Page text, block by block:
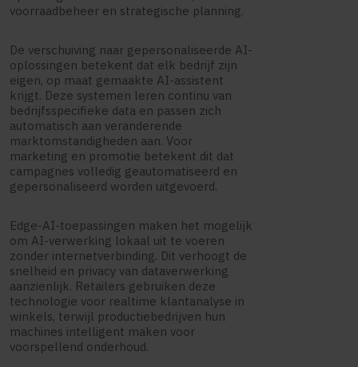
voorraadbeheer en strategische planning.
De verschuiving naar gepersonaliseerde AI-
oplossingen betekent dat elk bedrijf zijn
eigen, op maat gemaakte AI-assistent
krijgt. Deze systemen leren continu van
bedrijfsspecifieke data en passen zich
automatisch aan veranderende
marktomstandigheden aan. Voor
marketing en promotie betekent dit dat
campagnes volledig geautomatiseerd en
gepersonaliseerd worden uitgevoerd.
Edge-AI-toepassingen maken het mogelijk
om AI-verwerking lokaal uit te voeren
zonder internetverbinding. Dit verhoogt de
snelheid en privacy van dataverwerking
aanzienlijk. Retailers gebruiken deze
technologie voor realtime klantanalyse in
winkels, terwijl productiebedrijven hun
machines intelligent maken voor
voorspellend onderhoud.